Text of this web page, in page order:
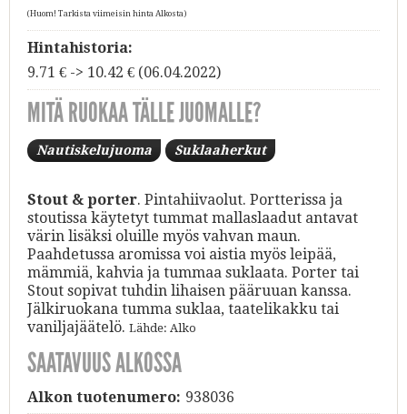
(Huom! Tarkista viimeisin hinta Alkosta)
Hintahistoria:
9.71 € -> 10.42 € (06.04.2022)
MITÄ RUOKAA TÄLLE JUOMALLE?
Nautiskelujuoma Suklaaherkut
Stout & porter. Pintahiivaolut. Portterissa ja
stoutissa käytetyt tummat mallaslaadut antavat
värin lisäksi oluille myös vahvan maun.
Paahdetussa aromissa voi aistia myös leipää,
mämmiä, kahvia ja tummaa suklaata. Porter tai
Stout sopivat tuhdin lihaisen pääruuan kanssa.
Jälkiruokana tumma suklaa, taatelikakku tai
vaniljajäätelö. Lähde: Alko
SAATAVUUS ALKOSSA
Alkon tuotenumero: 938036